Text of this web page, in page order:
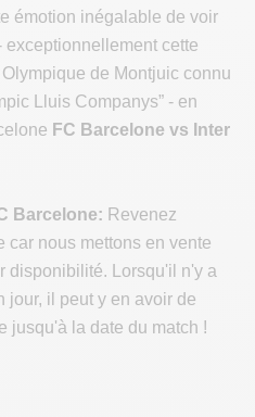
émotion inégalable de voir
cette
de Montjuic connu
Lluis Companys” - en
FC Barcelone vs Inter
Barcelone: Revenez
car nous mettons en vente
disponibilité. Lorsqu'il n'y a
jour, il peut y en avoir de
jusqu'à la date du match !